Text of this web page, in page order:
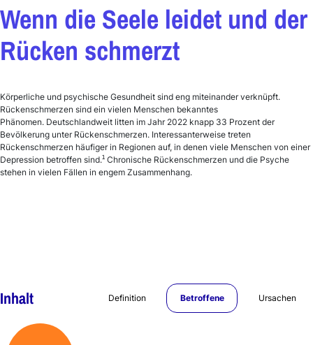
Wenn die Seele leidet und der
Rücken schmerzt
Körperliche und psychische Gesundheit sind eng miteinander verknüpft.
Rückenschmerzen sind ein vielen Menschen bekanntes
Phänomen. Deutschlandweit litten im Jahr 2022 knapp 33 Prozent der
Bevölkerung unter Rückenschmerzen. Interessanterweise treten
Rückenschmerzen häufiger in Regionen auf, in denen viele Menschen von einer
Depression betroffen sind.1 Chronische Rückenschmerzen und die Psyche
stehen in vielen Fällen in engem Zusammenhang.
Inhalt Definition Betroffene Ursachen